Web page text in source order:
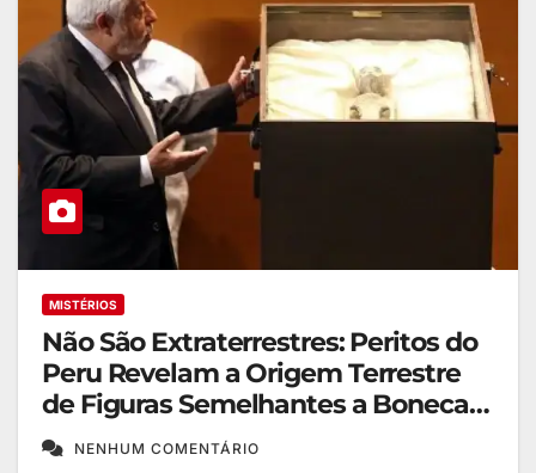
MISTÉRIOS
Não São Extraterrestres: Peritos do
Peru Revelam a Origem Terrestre
de Figuras Semelhantes a Bonecas
e Mão de Três Dedos
NENHUM COMENTÁRIO